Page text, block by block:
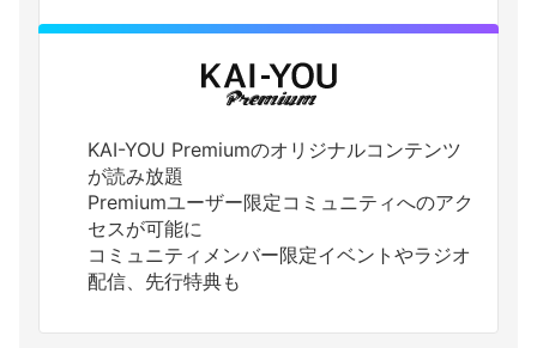
KAI-YOU Premiumのオリジナルコンテンツ
が読み放題
Premiumユーザー限定コミュニティへのアク
セスが可能に
コミュニティメンバー限定イベントやラジオ
配信、先行特典も